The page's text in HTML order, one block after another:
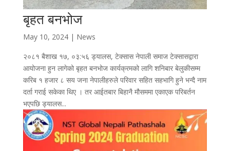
बृहत बनभोज
May 10, 2024| News
२०८१ बैशाख १७, ०३:५६ ड्यालस, टेक्सास नेपाली समाज टेक्सासद्वारा
आयोजना हुन लागेको बृहत बनभोज कार्यक्रमको लागि शनिबार बेलुकीसम्म
करिब १ हजार ८ सय जना नेपालीहरुले परिवार सहित सहभागि हुने भन्दै नाम
दर्ता गराई सकेका थिए । तर आईतबार बिहानै मौसममा एकाएक परिबर्तन
भएपछि ड्यालस...